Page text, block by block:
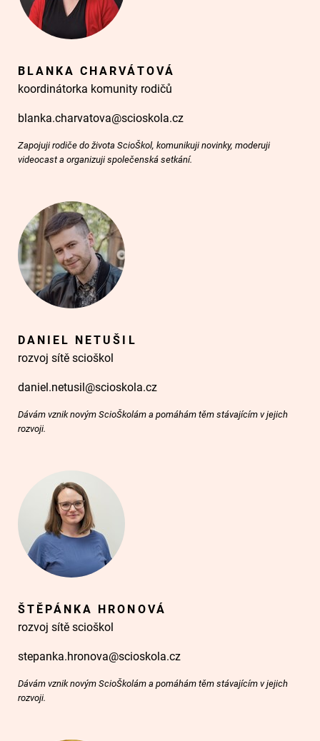
BLANKA CHARVÁTOVÁ
koordinátorka komunity rodičů
blanka.charvatova@scioskola.cz
Zapojuji rodiče do života ScioŠkol, komunikuji novinky, moderuji
videocast a organizuji společenská setkání.
DANIEL NETUŠIL
rozvoj sítě scioškol
daniel.netusil@scioskola.cz
Dávám vznik novým ScioŠkolám a pomáhám těm stávajícím v jejich
rozvoji.
ŠTĚPÁNKA HRONOVÁ
rozvoj sítě scioškol
stepanka.hronova@scioskola.cz
Dávám vznik novým ScioŠkolám a pomáhám těm stávajícím v jejich
rozvoji.